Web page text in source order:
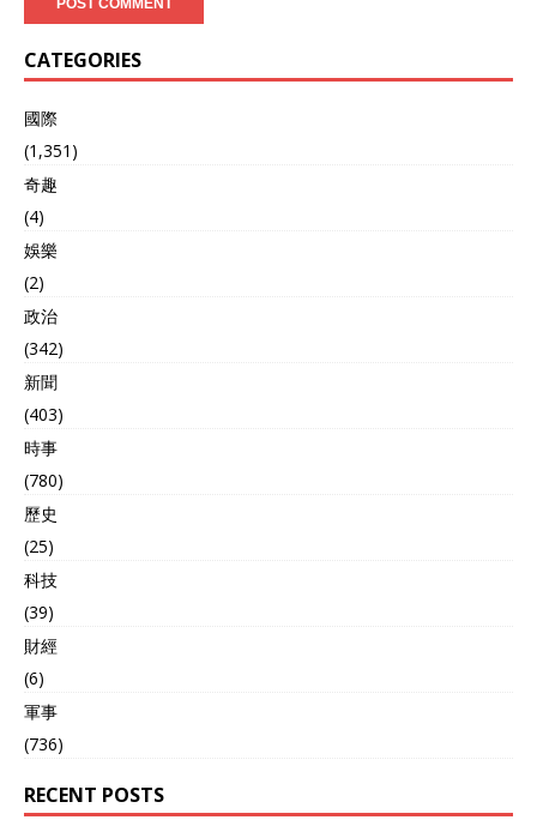
CATEGORIES
國際
(1,351)
奇趣
(4)
娛樂
(2)
政治
(342)
新聞
(403)
時事
(780)
歷史
(25)
科技
(39)
財經
(6)
軍事
(736)
RECENT POSTS